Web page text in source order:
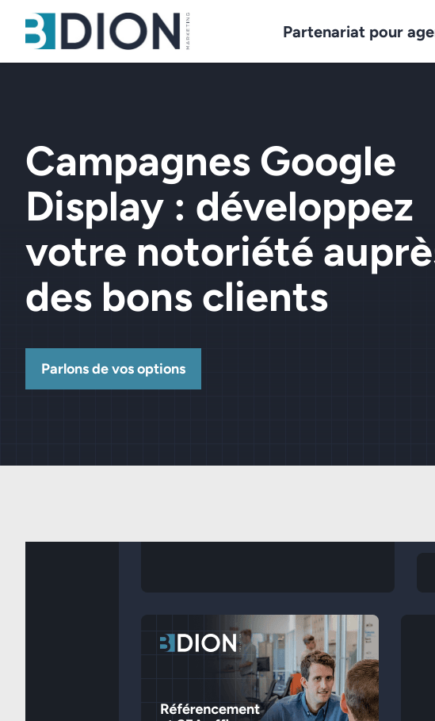
Partenariat pour
Campagnes Google
Display : développez
votre notoriété
des bons clients
Parlons de vos options